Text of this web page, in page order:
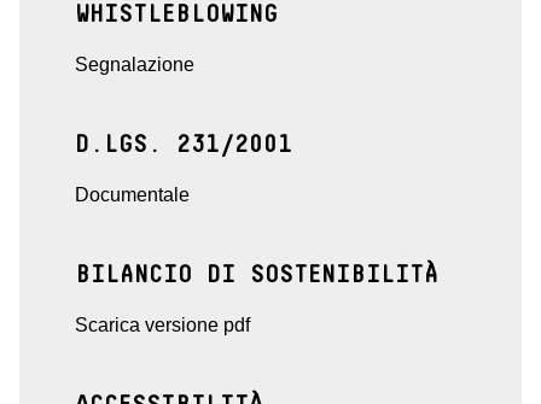
WHISTLEBLOWING
Segnalazione
D.LGS. 231/2001
Documentale
BILANCIO DI SOSTENIBILITÀ
Scarica versione pdf